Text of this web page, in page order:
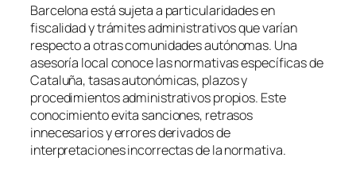
Barcelona está sujeta a particularidades en
fiscalidad y trámites administrativos que varían
respecto a otras comunidades autónomas. Una
asesoría local conoce las normativas específicas de
Cataluña, tasas autonómicas, plazos y
procedimientos administrativos propios. Este
conocimiento evita sanciones, retrasos
innecesarios y errores derivados de
interpretaciones incorrectas de la normativa.